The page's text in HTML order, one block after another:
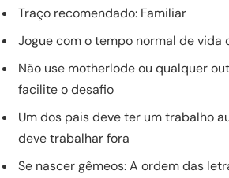
Traço recomendado: Familiar
Jogue com o tempo normal de vida
Não use motherlode ou qualquer
facilite o desafio
Um dos pais deve ter um trabalho
deve trabalhar fora
Se nascer gêmeos: A ordem das